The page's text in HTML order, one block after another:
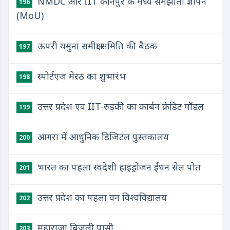
196
(MoU)
197 ऊपरी यमुना समीक्षा समिति की बैठक
198 स्पोर्टएज मेरठ का शुभारंभ
199 उत्तर प्रदेश एवं IIT-रुड़की का कार्बन क्रेडिट मॉडल
200 आगरा में आधुनिक डिजिटल पुस्तकालय
201 भारत का पहला स्वदेशी हाइड्रोजन ईंधन सेल पोत
202 उत्तर प्रदेश का पहला वन विश्वविद्यालय
महाराजा बिजली पासी